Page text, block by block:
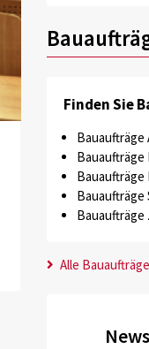
Finden Sie
Bauaufträge
Bauaufträge
Bauaufträge
Bauaufträge
Bauaufträge
Alle Bauaufträge